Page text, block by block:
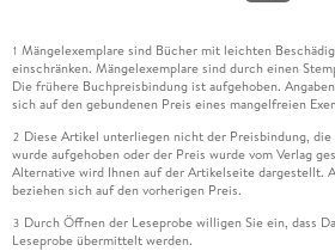
1 Mängelexemplare sind Bücher mit leichten
einschränken. Mängelexemplare sind durch einen
Die frühere Buchpreisbindung ist aufgehoben.
sich auf den gebundenen Preis eines mangelfreien
2 Diese Artikel unterliegen nicht der Preisbindung,
wurde aufgehoben oder der Preis wurde vom Verlag
Alternative wird Ihnen auf der Artikelseite dargestellt.
beziehen sich auf den vorherigen Preis.
3 Durch Öffnen der Leseprobe willigen Sie ein, dass
Leseprobe übermittelt werden.